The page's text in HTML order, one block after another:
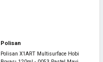
Polisan
Polisan X1ART Multisurface Hobi